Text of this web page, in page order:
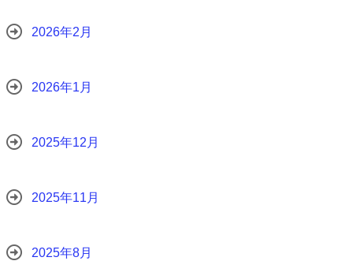
2026年2月
2026年1月
2025年12月
2025年11月
2025年8月